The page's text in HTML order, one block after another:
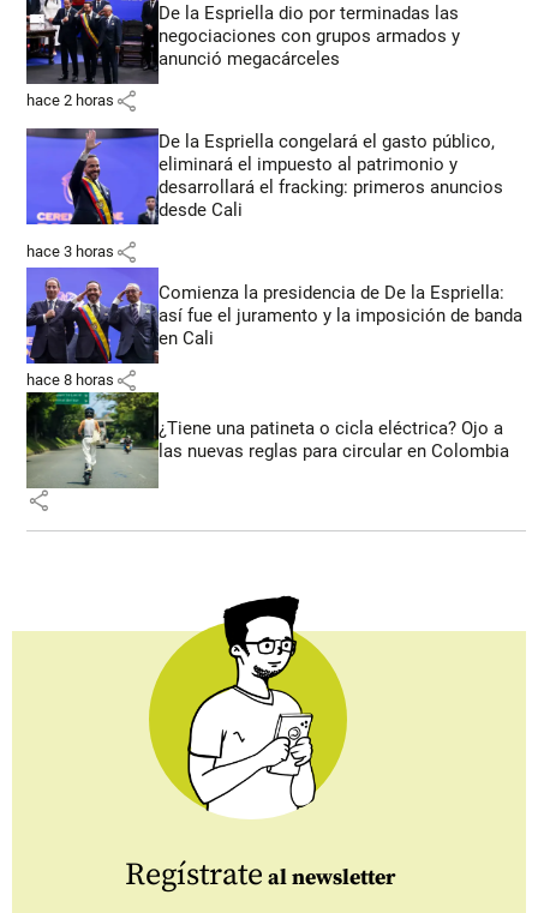
De la Espriella dio por terminadas las
negociaciones con grupos armados y
anunció megacárceles
hace 2 horas share
De la Espriella congelará el gasto público,
eliminará el impuesto al patrimonio y
desarrollará el fracking: primeros anuncios
desde Cali
hace 3 horas share
Comienza la presidencia de De la Espriella:
así fue el juramento y la imposición de banda
en Cali
hace 8 horas share
¿Tiene una patineta o cicla eléctrica? Ojo a
las nuevas reglas para circular en Colombia
share
Regístrate al newsletter